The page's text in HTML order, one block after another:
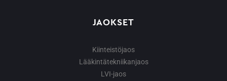
JAOKSET
Kiinteistöjaos
Lääkintätekniikanjaos
LVI-jaos